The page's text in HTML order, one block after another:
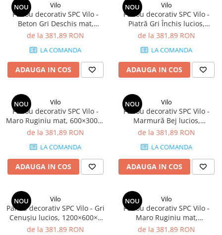
NOU Vilo
Panou decorativ SPC Vilo -
Beton Gri Deschis mat,
600×300×4 mm, 2.34 mp/cutie
de la 381,89 RON
LA COMANDA
ADAUGA IN COS
NOU Vilo
Panou decorativ SPC Vilo -
Piatră Gri Închis lucios,
600×300×4 mm, 2.34 mp/cutie
de la 381,89 RON
LA COMANDA
ADAUGA IN COS
NOU Vilo
Panou decorativ SPC Vilo -
Maro Ruginiu mat, 600×300×4
mm, 2.34 mp/cutie (13
de la 381,89 RON
LA COMANDA
ADAUGA IN COS
NOU Vilo
Panou decorativ SPC Vilo -
Marmură Bej lucios,
600×300×4 mm, 2.34 mp/cutie
de la 381,89 RON
LA COMANDA
ADAUGA IN COS
NOU Vilo
Panou decorativ SPC Vilo - Gri
Cenușiu lucios, 1200×600×4
mm, 2.88 mp/cutie (4 panouri)
de la 381,89 RON
NOU Vilo
Panou decorativ SPC Vilo -
Maro Ruginiu mat,
1200×600×4 mm, 2.88
de la 381,89 RON